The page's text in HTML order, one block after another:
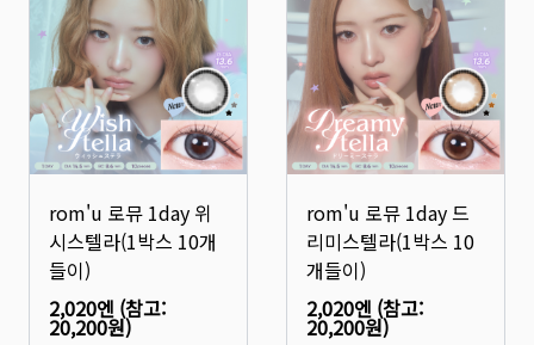
rom'u 로뮤 1day 위
시스텔라(1박스 10개
들이)
2,020엔 (참고:
20,200원)
rom'u 로뮤 1day 드
리미스텔라(1박스 10
개들이)
2,020엔 (참고:
20,200원)